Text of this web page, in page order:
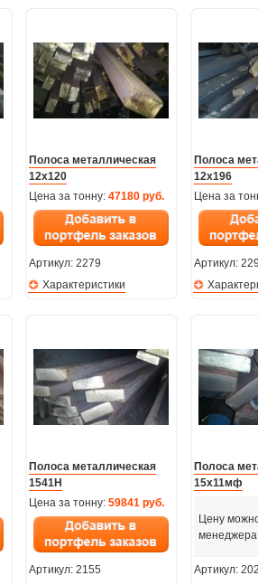
Полоса металлическая
12х120
Цена за тонну: 47180 руб.
Артикул: 2279
Характеристики
Полоса
12х196
Цена за
Артикул:
Полоса металлическая
1541H
Цена за тонну: 59841 руб.
Артикул: 2155
Полоса
15х11мф
Цену
Артикул: